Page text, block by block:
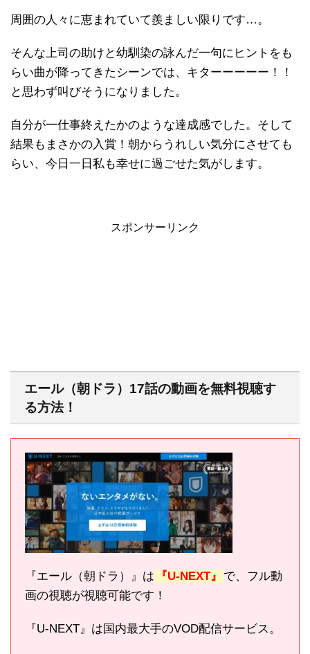
周囲の人々に恵まれていて羨ましい限りです…。
そんな上司の助けと幼馴染の詠んだ一句にヒントをも
らい曲が降ってきたシーンでは、キターーーーー！！
と思わず叫びそうになりました。
自分が一仕事終えたかのような達成感でした。そして
結果もまさかの入賞！朝からうれしい気分にさせても
らい、今日一日私も幸せに過ごせた気がします。
スポンサーリンク
エール（朝ドラ）17話の動画を無料視聴す
る方法！
『エール（朝ドラ）』は 『U-NEXT』
で、フル動
画の視聴が視聴可能です！
『U-NEXT』は国内最大手のVOD配信サービス。